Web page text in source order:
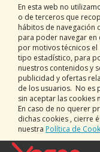
En esta web no
o de terceros que
hábitos de navegación
para poder navegar
por motivos técnicos
tipo estadístico, para
nuestros contenidos y
publicidad y ofertas
de los usuarios. No es
sin aceptar las cookies
En caso de no querer
dichas cookies , cierre
nuestra Política de